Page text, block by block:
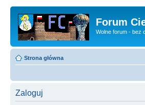
Forum
Wolne forum - bez
Strona główna
Zaloguj